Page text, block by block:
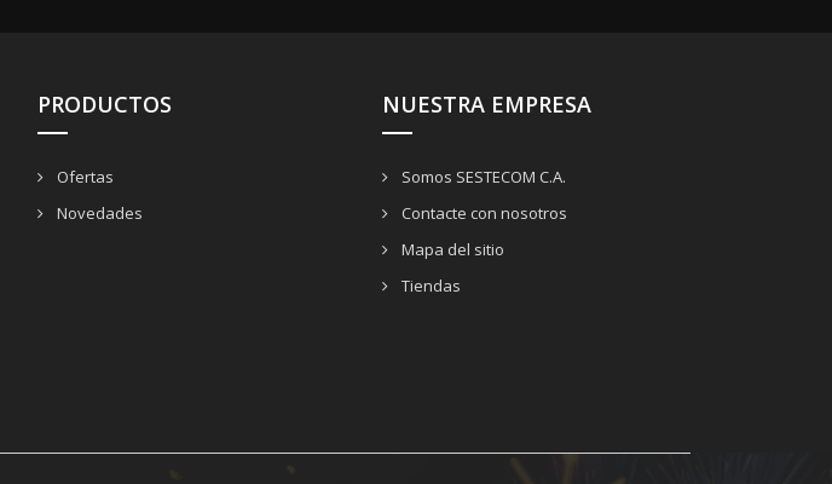
PRODUCTOS
Ofertas
Novedades
NUESTRA EMPRESA
Somos SESTECOM C.A.
Contacte con nosotros
Mapa del sitio
Tiendas